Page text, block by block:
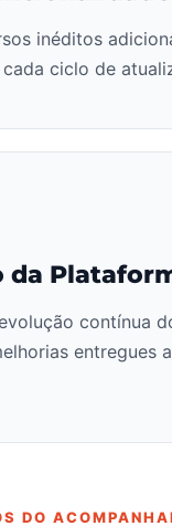
inéditos
ciclo de
da
contínua
entregues
DO